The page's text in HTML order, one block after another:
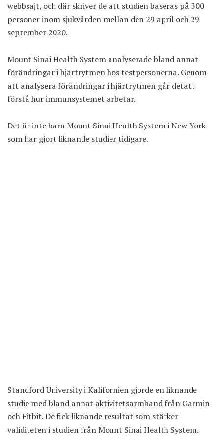
webbsajt, och där skriver de att studien baseras på 300
personer inom sjukvården mellan den 29 april och 29
september 2020.
Mount Sinai Health System analyserade bland annat
förändringar i hjärtrytmen hos testpersonerna. Genom
att analysera förändringar i hjärtrytmen går detatt
förstå hur immunsystemet arbetar.
Det är inte bara Mount Sinai Health System i New York
som har gjort liknande studier tidigare.
Standford University i Kalifornien gjorde en liknande
studie med bland annat aktivitetsarmband från Garmin
och Fitbit. De fick liknande resultat som stärker
validiteten i studien från Mount Sinai Health System.